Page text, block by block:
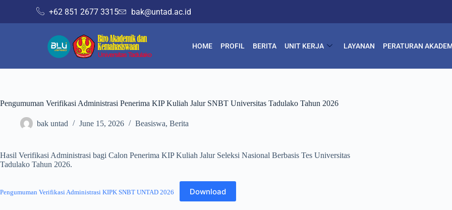
+62 851 2677 3315 bak@untad.ac.id
HOME PROFIL BERITA UNIT KERJA LAYANAN PERATURAN
Pengumuman Verifikasi Administrasi Penerima KIP Kuliah Jalur SNBT Universitas Tadulako Tahun 2026
bak untad June 15, 2026 Beasiswa, Berita
Hasil Verifikasi Administrasi bagi Calon Penerima KIP Kuliah Jalur Seleksi Nasional Berbasis Tes Universitas
Tadulako Tahun 2026.
Pengumuman Verifikasi Administrasi KIPK SNBT UNTAD 2026 Download